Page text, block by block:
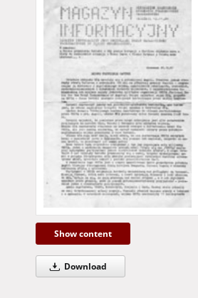
Show content
Download